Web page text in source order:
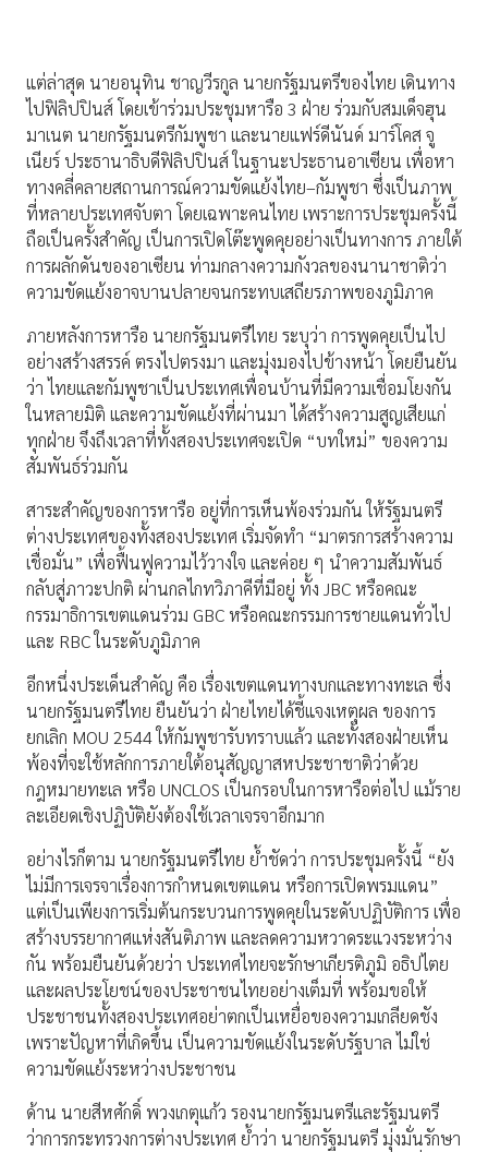
แต่ล่าสุด นายอนุทิน ชาญวีรกูล นายกรัฐมนตรีของไทย เดินทาง
ไปฟิลิปปินส์ โดยเข้าร่วมประชุมหารือ 3 ฝ่าย ร่วมกับสมเด็จฮุน
มาเนต นายกรัฐมนตรีกัมพูชา และนายแฟร์ดีนันด์ มาร์โคส จู
เนียร์ ประธานาธิบดีฟิลิปปินส์ ในฐานะประธานอาเซียน เพื่อหา
ทางคลี่คลายสถานการณ์ความขัดแย้งไทย–กัมพูชา ซึ่งเป็นภาพ
ที่หลายประเทศจับตา โดยเฉพาะคนไทย เพราะการประชุมครั้งนี้
ถือเป็นครั้งสำคัญ เป็นการเปิดโต๊ะพูดคุยอย่างเป็นทางการ ภายใต้
การผลักดันของอาเซียน ท่ามกลางความกังวลของนานาชาติว่า
ความขัดแย้งอาจบานปลายจนกระทบเสถียรภาพของภูมิภาค
ภายหลังการหารือ นายกรัฐมนตรีไทย ระบุว่า การพูดคุยเป็นไป
อย่างสร้างสรรค์ ตรงไปตรงมา และมุ่งมองไปข้างหน้า โดยยืนยัน
ว่า ไทยและกัมพูชาเป็นประเทศเพื่อนบ้านที่มีความเชื่อมโยงกัน
ในหลายมิติ และความขัดแย้งที่ผ่านมา ได้สร้างความสูญเสียแก่
ทุกฝ่าย จึงถึงเวลาที่ทั้งสองประเทศจะเปิด “บทใหม่” ของความ
สัมพันธ์ร่วมกัน
สาระสำคัญของการหารือ อยู่ที่การเห็นพ้องร่วมกัน ให้รัฐมนตรี
ต่างประเทศของทั้งสองประเทศ เริ่มจัดทำ “มาตรการสร้างความ
เชื่อมั่น” เพื่อฟื้นฟูความไว้วางใจ และค่อย ๆ นำความสัมพันธ์
กลับสู่ภาวะปกติ ผ่านกลไกทวิภาคีที่มีอยู่ ทั้ง JBC หรือคณะ
กรรมาธิการเขตแดนร่วม GBC หรือคณะกรรมการชายแดนทั่วไป
และ RBC ในระดับภูมิภาค
อีกหนึ่งประเด็นสำคัญ คือ เรื่องเขตแดนทางบกและทางทะเล ซึ่ง
นายกรัฐมนตรีไทย ยืนยันว่า ฝ่ายไทยได้ชี้แจงเหตุผล ของการ
ยกเลิก MOU 2544 ให้กัมพูชารับทราบแล้ว และทั้งสองฝ่ายเห็น
พ้องที่จะใช้หลักการภายใต้อนุสัญญาสหประชาชาติว่าด้วย
กฎหมายทะเล หรือ UNCLOS เป็นกรอบในการหารือต่อไป แม้ราย
ละเอียดเชิงปฏิบัติยังต้องใช้เวลาเจรจาอีกมาก
อย่างไรก็ตาม นายกรัฐมนตรีไทย ย้ำชัดว่า การประชุมครั้งนี้ “ยัง
ไม่มีการเจรจาเรื่องการกำหนดเขตแดน หรือการเปิดพรมแดน”
แต่เป็นเพียงการเริ่มต้นกระบวนการพูดคุยในระดับปฏิบัติการ เพื่อ
สร้างบรรยากาศแห่งสันติภาพ และลดความหวาดระแวงระหว่าง
กัน พร้อมยืนยันด้วยว่า ประเทศไทยจะรักษาเกียรติภูมิ อธิปไตย
และผลประโยชน์ของประชาชนไทยอย่างเต็มที่ พร้อมขอให้
ประชาชนทั้งสองประเทศอย่าตกเป็นเหยื่อของความเกลียดชัง
เพราะปัญหาที่เกิดขึ้น เป็นความขัดแย้งในระดับรัฐบาล ไม่ใช่
ความขัดแย้งระหว่างประชาชน
ด้าน นายสีหศักดิ์ พวงเกตุแก้ว รองนายกรัฐมนตรีและรัฐมนตรี
ว่าการกระทรวงการต่างประเทศ ย้ำว่า นายกรัฐมนตรี มุ่งมั่นรักษา